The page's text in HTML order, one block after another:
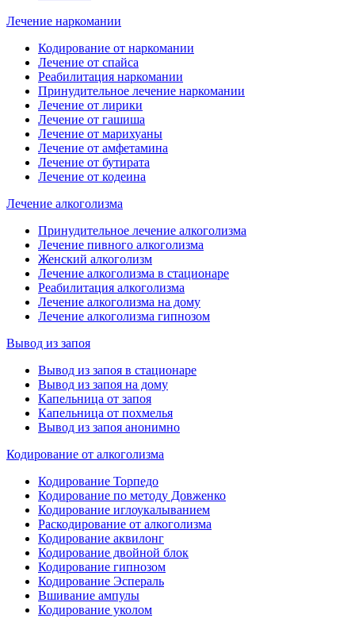
Лечение наркомании
Кодирование от наркомании
Лечение от спайса
Реабилитация наркомании
Принудительное лечение наркомании
Лечение от лирики
Лечение от гашиша
Лечение от марихуаны
Лечение от амфетамина
Лечение от бутирата
Лечение от кодеина
Лечение алкоголизма
Принудительное лечение алкоголизма
Лечение пивного алкоголизма
Женский алкоголизм
Лечение алкоголизма в стационаре
Реабилитация алкоголизма
Лечение алкоголизма на дому
Лечение алкоголизма гипнозом
Вывод из запоя
Вывод из запоя в стационаре
Вывод из запоя на дому
Капельница от запоя
Капельница от похмелья
Вывод из запоя анонимно
Кодирование от алкоголизма
Кодирование Торпедо
Кодирование по методу Довженко
Кодирование иглоукалыванием
Раскодирование от алкоголизма
Кодирование аквилонг
Кодирование двойной блок
Кодирование гипнозом
Кодирование Эспераль
Вшивание ампулы
Кодирование уколом